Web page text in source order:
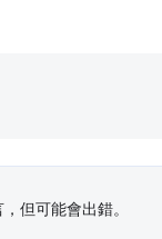
但可能會出錯。